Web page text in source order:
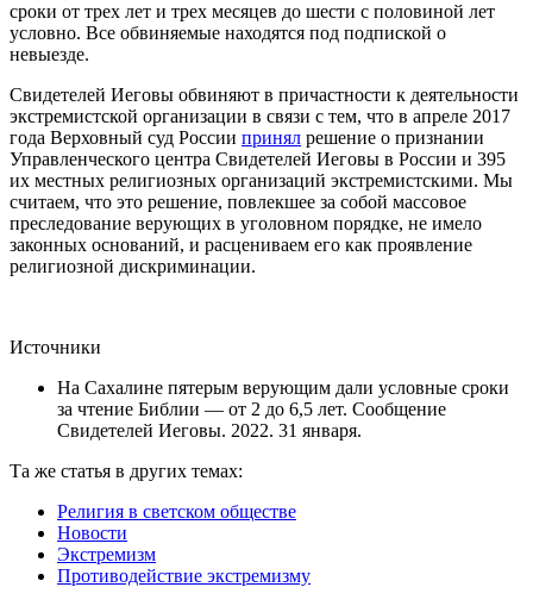
сроки от трех лет и трех месяцев до шести с половиной лет
условно. Все обвиняемые находятся под подпиской о
невыезде.
Свидетелей Иеговы обвиняют в причастности к деятельности
экстремистской организации в связи с тем, что в апреле 2017
года Верховный суд России принял решение о признании
Управленческого центра Свидетелей Иеговы в России и 395
их местных религиозных организаций экстремистскими. Мы
считаем, что это решение, повлекшее за собой массовое
преследование верующих в уголовном порядке, не имело
законных оснований, и расцениваем его как проявление
религиозной дискриминации.
Источники
На Сахалине пятерым верующим дали условные сроки
за чтение Библии — от 2 до 6,5 лет. Сообщение
Свидетелей Иеговы. 2022. 31 января.
Та же статья в других темах:
Религия в светском обществе
Новости
Экстремизм
Противодействие экстремизму